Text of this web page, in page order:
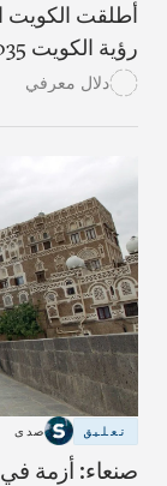
أطلقت الكويت
وغياب آليات
شعارات متكررة
دلال معرفي
تعليق صدى
صنعاء: أزمة